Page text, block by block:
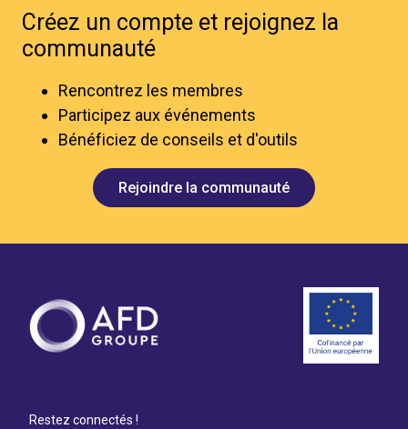
Créez un compte et rejoignez la
communauté
Rencontrez les membres
Participez aux événements
Bénéficiez de conseils et d'outils
Rejoindre la communauté
Restez connectés !